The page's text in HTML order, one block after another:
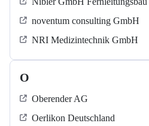
noventum consulting GmbH
NRI Medizintechnik GmbH
O
Oberender AG
Oerlikon Deutschland